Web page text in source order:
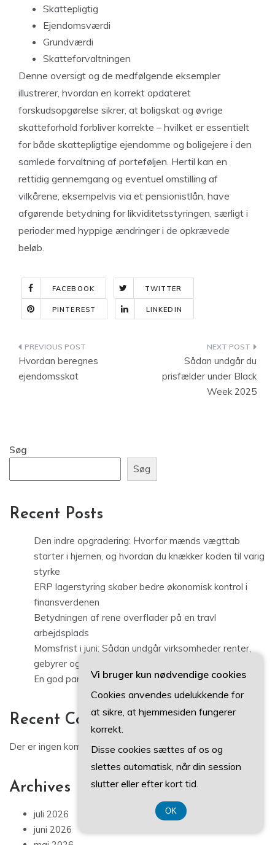
Skattepligtig
Ejendomsværdi
Grundværdi
Skatteforvaltningen
Denne oversigt og de medfølgende eksempler
illustrerer, hvordan en korrekt opdateret
forskudsopgørelse sikrer, at boligskat og øvrige
skatteforhold forbliver korrekte – hvilket er essentielt
for både skattepligtige ejendomme og boligejere i den
samlede forvaltning af porteføljen. Hertil kan en
rettidig gennemgang og eventuel omstilling af
vilkårene, eksempelvis via et pensionistlån, have
afgørende betydning for likviditetsstyringen, særligt i
perioder med hyppige ændringer i de opkrævede
beløb.
FACEBOOK TWITTER
PINTEREST LINKEDIN
Indlægsnavigation
Hvordan beregnes
ejendomsskat
Sådan undgår du
prisfælder under Black
Week 2025
Søg
Søg
Recent Posts
Den indre opgradering: Hvorfor mænds vægttab
starter i hjernen, og hvordan du knækker koden til varig
styrke
ERP lagerstyring skaber bedre økonomisk kontrol i
finansverdenen
Betydningen af rene overflader på en travl
arbejdsplads
Momsfrist i juni: Sådan undgår virksomheder renter,
gebyrer og rod i bogføringen
En god parasol handler om mere end skygge
Recent Comments
Der er ingen kommentarer at vise.
Archives
juli 2026
juni 2026
Vi bruger kun nødvendige cookies
Cookies anvendes udelukkende for
at sikre, at hjemmesiden fungerer
korrekt.
Disse cookies sættes af os og
slettes automatisk, når din session
slutter eller efter kort tid.
OK